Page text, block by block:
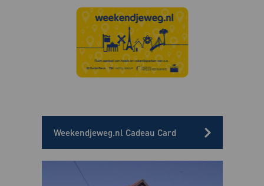
Weekendjeweg.nl Cadeau Card